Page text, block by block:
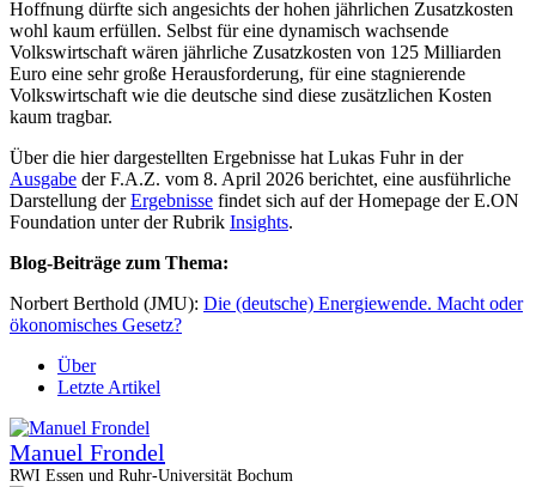
Hoffnung dürfte sich angesichts der hohen jährlichen Zusatzkosten
wohl kaum erfüllen. Selbst für eine dynamisch wachsende
Volkswirtschaft wären jährliche Zusatzkosten von 125 Milliarden
Euro eine sehr große Herausforderung, für eine stagnierende
Volkswirtschaft wie die deutsche sind diese zusätzlichen Kosten
kaum tragbar.
Über die hier dargestellten Ergebnisse hat Lukas Fuhr in der
Ausgabe der F.A.Z. vom 8. April 2026 berichtet, eine ausführliche
Darstellung derErgebnisse findet sich auf der Homepage der E.ON
Foundation unter der Rubrik Insights.
Blog-Beiträge zum Thema:
Norbert Berthold (JMU): Die (deutsche) Energiewende. Macht oder
ökonomisches Gesetz?
Über
Letzte Artikel
Manuel Frondel
RWI Essen und Ruhr-Universität Bochum